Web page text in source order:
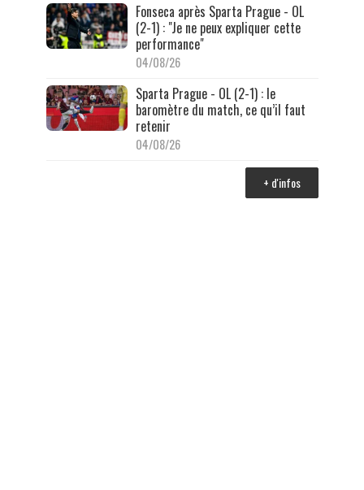
Fonseca après Sparta Prague - OL
(2-1) : "Je ne peux expliquer cette
performance"
04/08/26
Sparta Prague - OL (2-1) : le
baromètre du match, ce qu’il faut
retenir
04/08/26
+ d'infos